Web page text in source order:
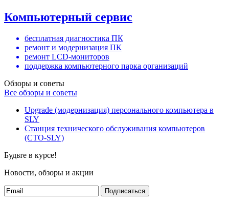
Компьютерный сервис
бесплатная диагностика ПК
ремонт и модернизация ПК
ремонт LCD-мониторов
поддержка компьютерного парка организаций
Обзоры и советы
Все обзоры и советы
Upgrade (модернизация) персонального компьютера в
SLY
Станция технического обслуживания компьютеров
(СТО-SLY)
Будьте в курсе!
Новости, обзоры и акции
Подписаться